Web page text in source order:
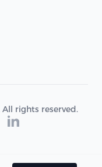
rights reserved.